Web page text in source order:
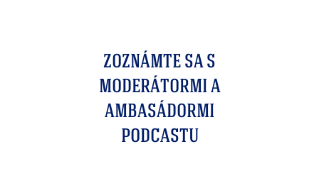
ZOZNÁMTE SA S
MODERÁTORMI A
AMBASÁDORMI
PODCASTU